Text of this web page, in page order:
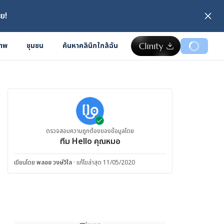
!
พ ชุมชน ค้นหาคลินิกใกล้ฉัน
ตรวจสอบความถูกต้องของข้อมูลโดย
ทีม Hello คุณหมอ
เขียนโดย พลอย วงษ์วิไล · แก้ไขล่าสุด 11/05/2020